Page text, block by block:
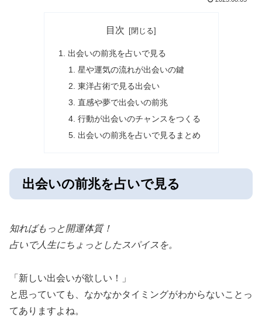
目次
出会いの前兆を占いで見る
星や運気の流れが出会いの鍵
東洋占術で見る出会い
直感や夢で出会いの前兆
行動が出会いのチャンスをつくる
出会いの前兆を占いで見るまとめ
出会いの前兆を占いで見る
知ればもっと開運体質！
占いで人生にちょっとしたスパイスを。
「新しい出会いが欲しい！」
と思っていても、なかなかタイミングがわからないことっ
てありますよね。